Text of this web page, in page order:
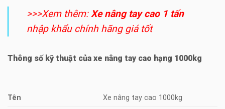
>>>Xem thêm: Xe nâng tay cao 1 tấn
nhập khẩu chính hãng giá tốt
Thông số kỹ thuật của xe nâng tay cao hạng 1000kg
Tên
Xe nâng tay cao 1000kg